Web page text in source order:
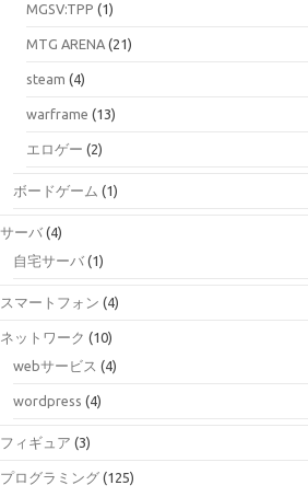
MGSV:TPP (1)
MTG ARENA (21)
steam (4)
warframe (13)
エロゲー (2)
ボードゲーム (1)
サーバ (4)
自宅サーバ (1)
スマートフォン (4)
ネットワーク (10)
webサービス (4)
wordpress (4)
フィギュア (3)
プログラミング (125)